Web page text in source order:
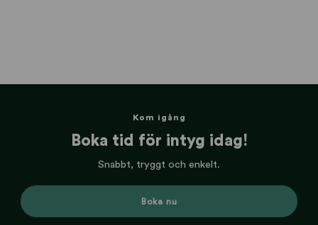
Kom igång
Boka tid för intyg idag!
Snabbt, tryggt och enkelt.
Boka nu